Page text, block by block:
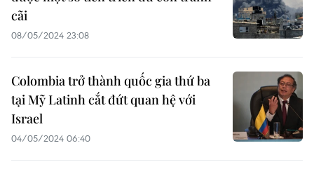
cãi
08/05/2024 23:08
Colombia trở thành quốc gia thứ ba
tại Mỹ Latinh cắt đứt quan hệ với
Israel
04/05/2024 06:40